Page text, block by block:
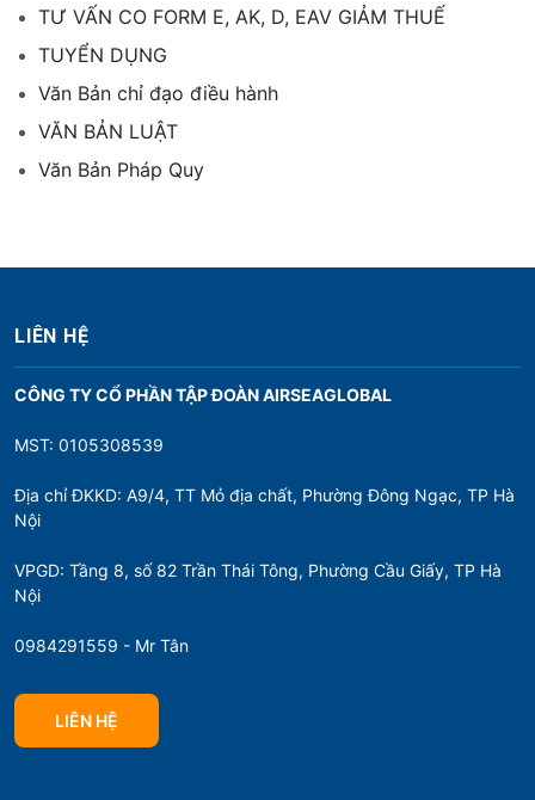
TƯ VẤN CO FORM E, AK, D, EAV GIẢM THUẾ
TUYỂN DỤNG
Văn Bản chỉ đạo điều hành
VĂN BẢN LUẬT
Văn Bản Pháp Quy
LIÊN HỆ
CÔNG TY CỔ PHẦN TẬP ĐOÀN AIRSEAGLOBAL
MST: 0105308539
Địa chỉ ĐKKD: A9/4, TT Mỏ địa chất, Phường Đông Ngạc, TP Hà
Nội
VPGD: Tầng 8, số 82 Trần Thái Tông, Phường Cầu Giấy, TP Hà
Nội
0984291559 - Mr Tân
LIÊN HỆ